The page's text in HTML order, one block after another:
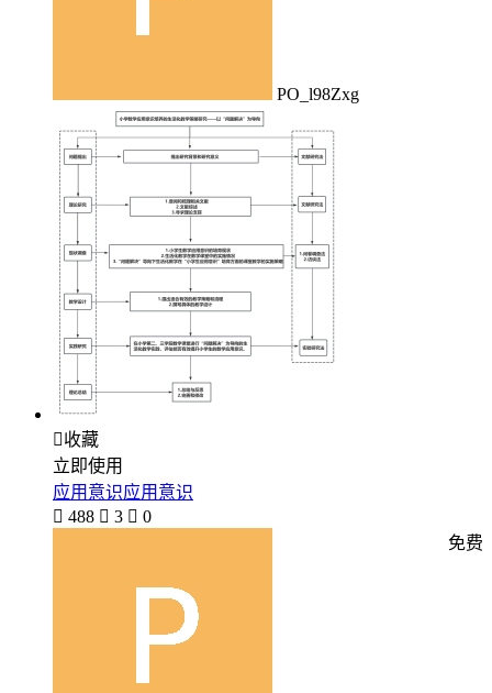
PO_l98Zxg
收藏
立即使用
应用意识应用意识
 488  3  0
免费